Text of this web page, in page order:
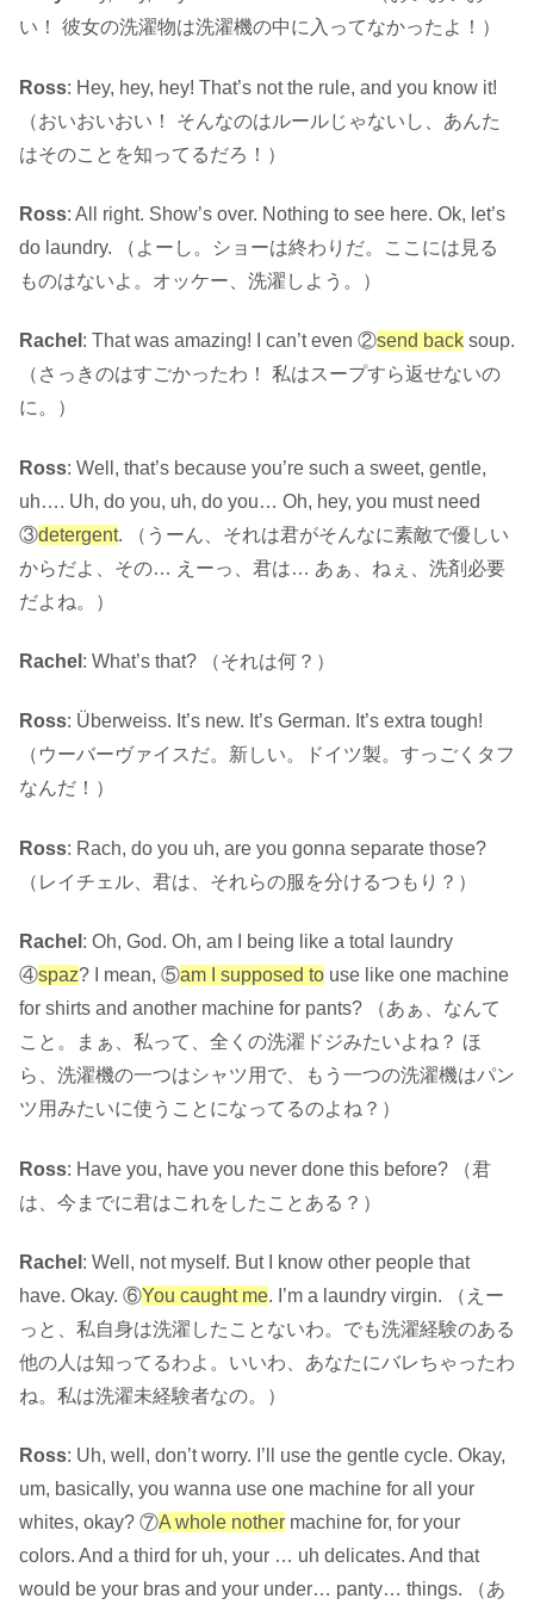
い！ 彼女の洗濯物は洗濯機の中に入ってなかったよ！）
Ross: Hey, hey, hey! That’s not the rule, and you know it!
（おいおいおい！ そんなのはルールじゃないし、あんた
はそのことを知ってるだろ！）
Ross: All right. Show’s over. Nothing to see here. Ok, let’s
do laundry. （よーし。ショーは終わりだ。ここには見る
ものはないよ。オッケー、洗濯しよう。）
Rachel : That was amazing! I can’t even ②send back soup.
（さっきのはすごかったわ！ 私はスープすら返せないの
に。）
Ross: Well, that’s because you’re such a sweet, gentle,
uh…. Uh, do you, uh, do you… Oh, hey, you must need
③detergent. （うーん、それは君がそんなに素敵で優しい
からだよ、その… えーっ、君は… あぁ、ねぇ、洗剤必要
だよね。）
Rachel : What’s that? （それは何？）
Ross: Überweiss. It’s new. It’s German. It’s extra tough!
（ウーバーヴァイスだ。新しい。ドイツ製。すっごくタフ
なんだ！）
Ross: Rach, do you uh, are you gonna separate those?
（レイチェル、君は、それらの服を分けるつもり？）
Rachel : Oh, God. Oh, am I being like a total laundry
④spaz? I mean, ⑤am I supposed to use like one machine
for shirts and another machine for pants? （あぁ、なんて
こと。まぁ、私って、全くの洗濯ドジみたいよね？ ほ
ら、洗濯機の一つはシャツ用で、もう一つの洗濯機はパン
ツ用みたいに使うことになってるのよね？）
Ross: Have you, have you never done this before? （君
は、今までに君はこれをしたことある？）
Rachel : Well, not myself. But I know other people that
have. Okay. ⑥You caught me. I’m a laundry virgin. （えー
っと、私自身は洗濯したことないわ。でも洗濯経験のある
他の人は知ってるわよ。いいわ、あなたにバレちゃったわ
ね。私は洗濯未経験者なの。）
Ross: Uh, well, don’t worry. I’ll use the gentle cycle. Okay,
um, basically, you wanna use one machine for all your
whites, okay? ⑦A whole nother machine for, for your
colors. And a third for uh, your … uh delicates. And that
would be your bras and your under… panty… things. （あ